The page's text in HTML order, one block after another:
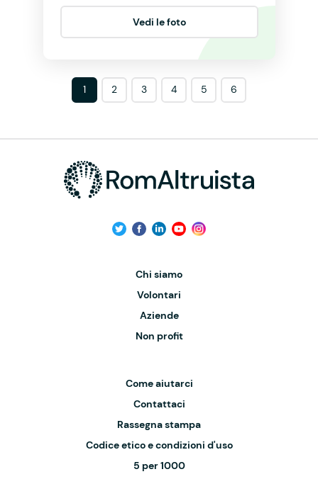
Vedi le foto
1 2 3 4 5 6
Chi siamo
Volontari
Aziende
Non profit
Come aiutarci
Contattaci
Rassegna stampa
Codice etico e condizioni d'uso
5 per 1000